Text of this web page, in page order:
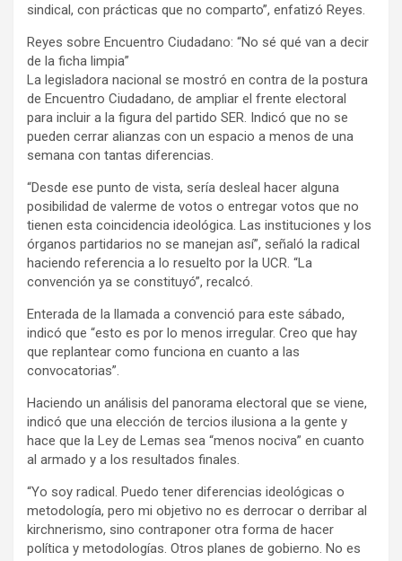
sindical, con prácticas que no comparto”, enfatizó Reyes.
Reyes sobre Encuentro Ciudadano: “No sé qué van a decir
de la ficha limpia”
La legisladora nacional se mostró en contra de la postura
de Encuentro Ciudadano, de ampliar el frente electoral
para incluir a la figura del partido SER. Indicó que no se
pueden cerrar alianzas con un espacio a menos de una
semana con tantas diferencias.
“Desde ese punto de vista, sería desleal hacer alguna
posibilidad de valerme de votos o entregar votos que no
tienen esta coincidencia ideológica. Las instituciones y los
órganos partidarios no se manejan así”, señaló la radical
haciendo referencia a lo resuelto por la UCR. “La
convención ya se constituyó”, recalcó.
Enterada de la llamada a convenció para este sábado,
indicó que “esto es por lo menos irregular. Creo que hay
que replantear como funciona en cuanto a las
convocatorias”.
Haciendo un análisis del panorama electoral que se viene,
indicó que una elección de tercios ilusiona a la gente y
hace que la Ley de Lemas sea “menos nociva” en cuanto
al armado y a los resultados finales.
“Yo soy radical. Puedo tener diferencias ideológicas o
metodología, pero mi objetivo no es derrocar o derribar al
kirchnerismo, sino contraponer otra forma de hacer
política y metodologías. Otros planes de gobierno. No es